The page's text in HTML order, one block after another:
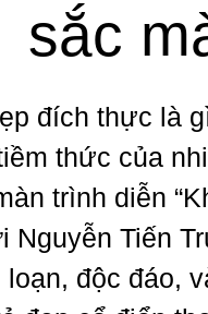
sắc
đích thực là
thức của
trình diễn
Nguyễn Tiến
độc đáo,